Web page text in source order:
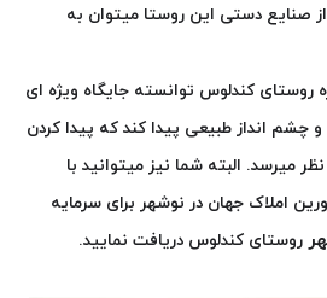
صنایع دستی این روستا میتوان به
روستای کندلوس توانسته جایگاه ویژه ای
چشم انداز طبیعی پیدا کند که پیدا کردن
میرسد. البته شما نیز میتوانید با
املاک جهان در نوشهر برای سرمایه
روستای کندلوس دریافت نمایید.